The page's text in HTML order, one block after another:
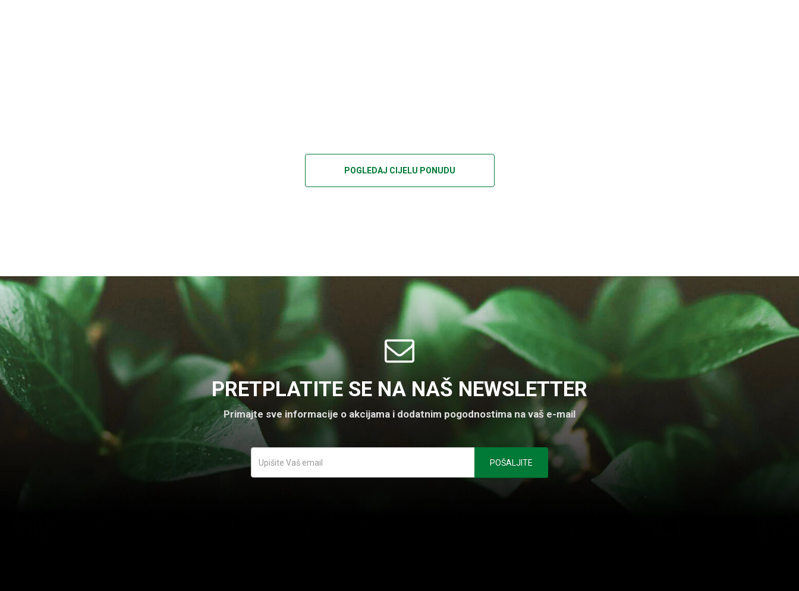
POGLEDAJ CIJELU PONUDU
PRETPLATITE SE NA NAŠ NEWSLETTER
Primajte sve informacije o akcijama i dodatnim pogodnostima na vaš e-mail